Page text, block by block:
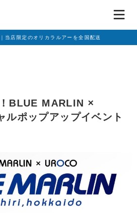
当店限定のオリカラルアーを全国配送
BLUE MARLIN ×
ルポップアップイベント